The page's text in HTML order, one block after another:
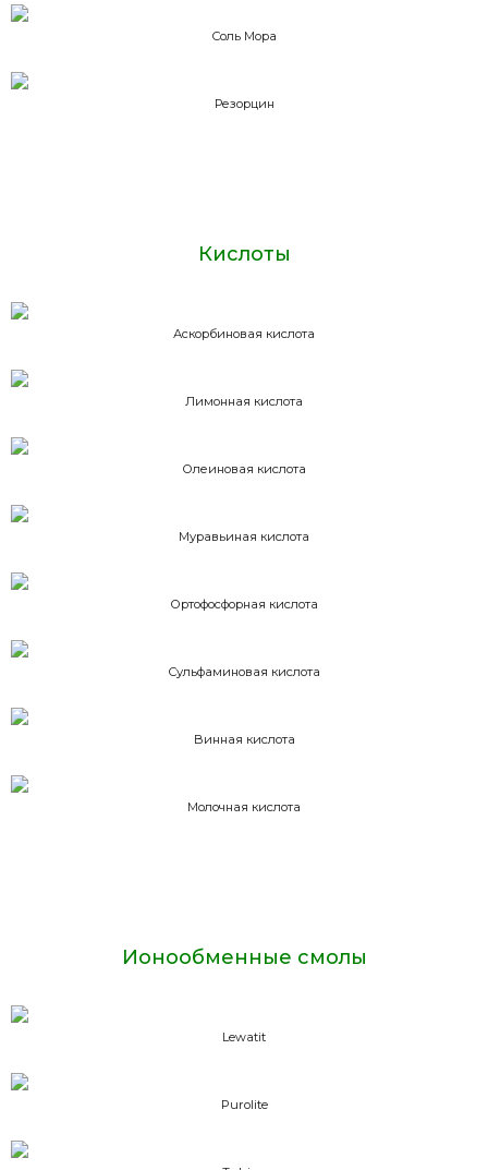
Соль Мора
Резорцин
Кислоты
Аскорбиновая кислота
Лимонная кислота
Олеиновая кислота
Муравьиная кислота
Ортофосфорная кислота
Сульфаминовая кислота
Винная кислота
Молочная кислота
Ионообменные смолы
Lewatit
Purolite